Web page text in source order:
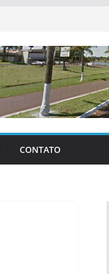
CONTATO